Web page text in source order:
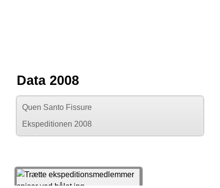
Data 2008
Quen Santo Fissure
Ekspeditionen 2008